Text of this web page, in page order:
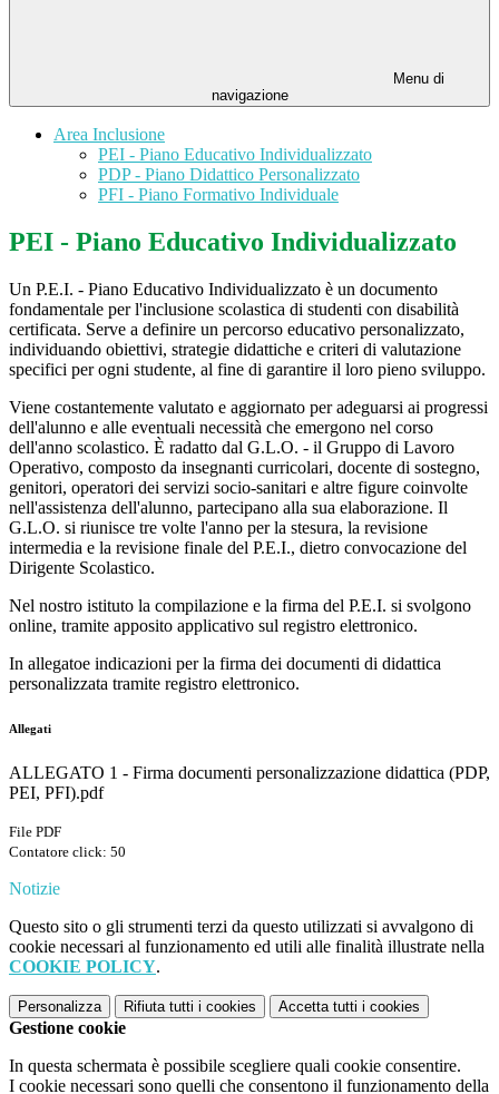
Menu di
navigazione
Area Inclusione
PEI - Piano Educativo Individualizzato
PDP - Piano Didattico Personalizzato
PFI - Piano Formativo Individuale
PEI - Piano Educativo Individualizzato
Un P.E.I. - Piano Educativo Individualizzato è un documento
fondamentale per l'inclusione scolastica di studenti con disabilità
certificata. Serve a definire un percorso educativo personalizzato,
individuando obiettivi, strategie didattiche e criteri di valutazione
specifici per ogni studente, al fine di garantire il loro pieno sviluppo.
Viene costantemente valutato e aggiornato per adeguarsi ai progressi
dell'alunno e alle eventuali necessità che emergono nel corso
dell'anno scolastico. È radatto dal G.L.O. - il Gruppo di Lavoro
Operativo, composto da insegnanti curricolari, docente di sostegno,
genitori, operatori dei servizi socio-sanitari e altre figure coinvolte
nell'assistenza dell'alunno, partecipano alla sua elaborazione. Il
G.L.O. si riunisce tre volte l'anno per la stesura, la revisione
intermedia e la revisione finale del P.E.I., dietro convocazione del
Dirigente Scolastico.
Nel nostro istituto la compilazione e la firma del P.E.I. si svolgono
online, tramite apposito applicativo sul registro elettronico.
In allegatoe indicazioni per la firma dei documenti di didattica
personalizzata tramite registro elettronico.
Allegati
ALLEGATO 1 - Firma documenti personalizzazione didattica (PDP,
PEI, PFI).pdf
File PDF
Contatore click: 50
Notizie
Questo sito o gli strumenti terzi da questo utilizzati si avvalgono di
cookie necessari al funzionamento ed utili alle finalità illustrate nella
COOKIE POLICY.
Personalizza Rifiuta tutti i cookies Accetta tutti i cookies
Gestione cookie
In questa schermata è possibile scegliere quali cookie consentire.
I cookie necessari sono quelli che consentono il funzionamento della